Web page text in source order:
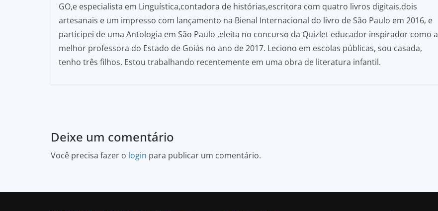
GO,e especialista em Linguística,contadora de histórias,escritora com quatro livros digitais,dois
artesanais e um impresso com lançamento na Bienal Internacional do livro de São Paulo em 2016, e
participei de uma Antologia em São Paulo ,eleita no concurso da Quizlet educador inspirador como a
melhor professora do Estado de Goiás no ano de 2017. Leciono em escolas públicas, sou casada,
tenho três filhos. Estou trabalhando recentemente em uma obra de literatura infantil.
Deixe um comentário
Você precisa fazer o login para publicar um comentário.